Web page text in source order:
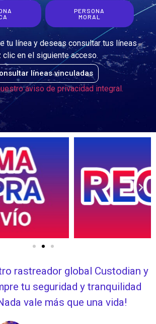
PERSONA
MORAL
tu línea y deseas consultar tus líneas
clic en el siguiente acceso.
líneas vinculadas
aviso de privacidad integral.
rastreador global Custodian y
tu seguridad y tranquilidad
vale más que una vida!